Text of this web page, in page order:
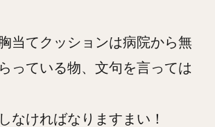
当てクッションは病院から無
っている物、文句を言っては
なければなりますまい！